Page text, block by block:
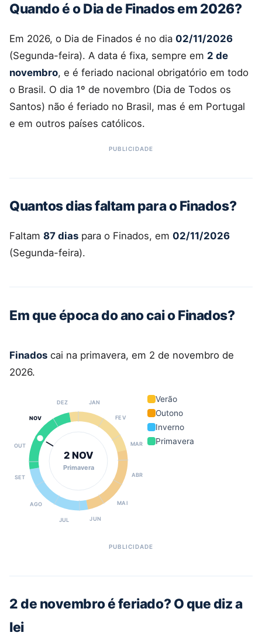
Quando é o Dia de Finados em 2026?
Em 2026, o Dia de Finados é no dia 02/11/2026
(Segunda-feira). A data é fixa, sempre em 2 de
novembro, e é feriado nacional obrigatório em todo
o Brasil. O dia 1º de novembro (Dia de Todos os
Santos) não é feriado no Brasil, mas é em Portugal
e em outros países católicos.
Quantos dias faltam para o Finados?
Faltam 87 dias para o Finados, em 02/11/2026
(Segunda-feira).
Em que época do ano cai o Finados?
Finados cai na primavera, em 2 de novembro de
2026.
JAN
FEV
MAR
ABR
MAI
JUN
JUL
AGO
SET
OUT
NOV
DEZ
2 NOV
Primavera
Verão
Outono
Inverno
Primavera
2 de novembro é feriado? O que diz a
lei